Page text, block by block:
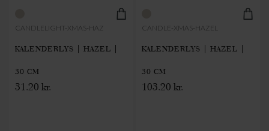
CANDLELIGHT-XMAS-HAZ
KALENDERLYS | HAZEL |
30 CM
31.20 kr.
CANDLE-XMAS-HAZEL
KALENDERLYS | HAZEL |
30 CM
103.20 kr.